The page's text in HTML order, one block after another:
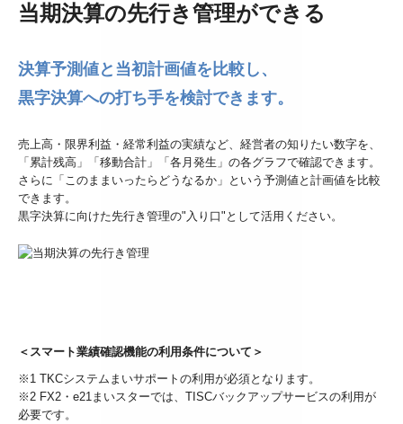
当期決算の先行き管理ができる
決算予測値と当初計画値を比較し、
黒字決算への打ち手を検討できます。
売上高・限界利益・経常利益の実績など、経営者の知りたい数字を、
「累計残高」「移動合計」「各月発生」の各グラフで確認できます。
さらに「このままいったらどうなるか」という予測値と計画値を比較
できます。
黒字決算に向けた先行き管理の"入り口"として活用ください。
＜スマート業績確認機能の利用条件について＞
※1 TKCシステムまいサポートの利用が必須となります。
※2 FX2・e21まいスターでは、TISCバックアップサービスの利用が
必要です。